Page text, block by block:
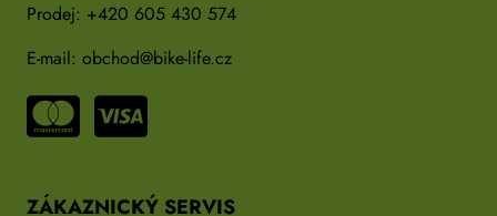
Prodej: +420 605 430 574
E-mail: obchod@bike-life.cz
ZÁKAZNICKÝ SERVIS